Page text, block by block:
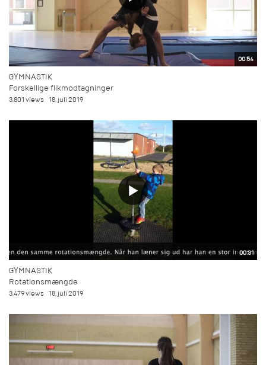
00:54
GYMNASTIK
Forskellige flikmodtagninger
3.801 views 18. juli 2019
00:31
GYMNASTIK
Rotationsmængde
3.479 views 18. juli 2019